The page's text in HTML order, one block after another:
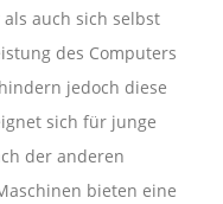
auch sich selbst
des Computers
jedoch diese
sich für junge
der anderen
bieten eine